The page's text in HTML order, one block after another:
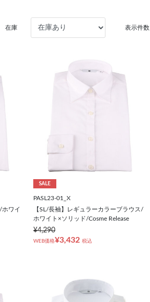
在庫 表示件数
ホワイ
SALE
PASL23-01_X
【SL/長袖】レギュラーカラーブラウス/
ホワイト×ソリッド/Cosme Release
¥4,290
WEB価格¥3,432 税込